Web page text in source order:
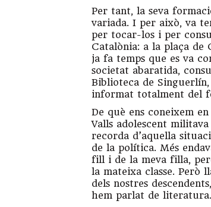
Per tant, la seva
variada. I per això, va
per tocar-los i per
Catalònia: a la plaça de
ja fa temps que es va
societat abaratida,
Biblioteca de
informat totalment del
De què ens coneixem
Valls adolescent
recorda d’aquella
de la política. Més
fill i de la meva filla,
la mateixa classe. Però
dels nostres
hem parlat de literatura.